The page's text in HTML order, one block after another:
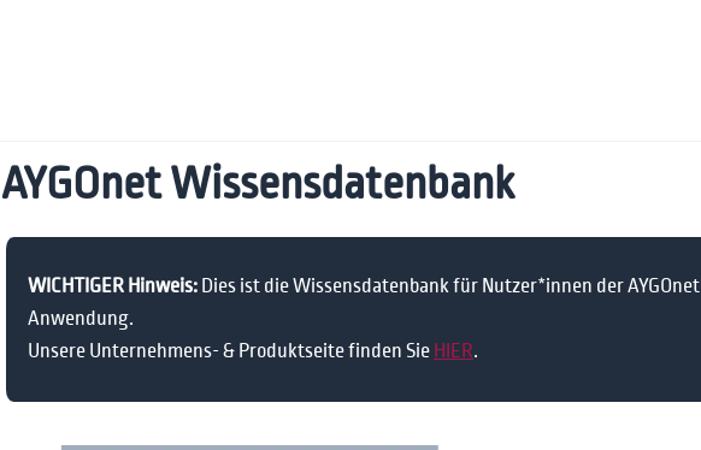
AYGOnet Wissensdatenbank
WICHTIGER Hinweis: Dies ist die Wissensdatenbank für Nutzer*innen der AYGOnet
Anwendung.
Unsere Unternehmens- & Produktseite finden Sie HIER.